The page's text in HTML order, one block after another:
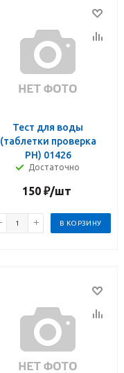
Тест для воды
(таблетки проверка
PH) 01426
Достаточно
150₽/шт
В КОРЗИНУ